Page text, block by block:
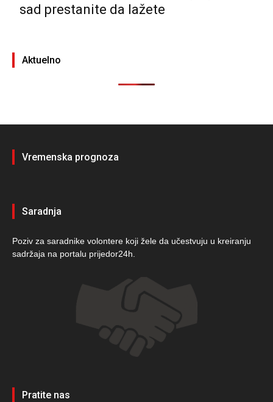
sad prestanite da lažete
Aktuelno
Vremenska prognoza
Saradnja
Poziv za saradnike volontere koji žele da učestvuju u kreiranju
sadržaja na portalu prijedor24h.
Pratite nas